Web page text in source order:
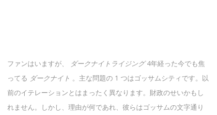
ファンはいますが、 ダークナイトライジング4年経った今でも焦
ってる ダークナイト 。主な問題の 1 つはゴッサムシティです。以
前のイテレーションとはまったく異なります。財政のせいかもし
れません。しかし、理由が何であれ、彼らはゴッサムの文字通り